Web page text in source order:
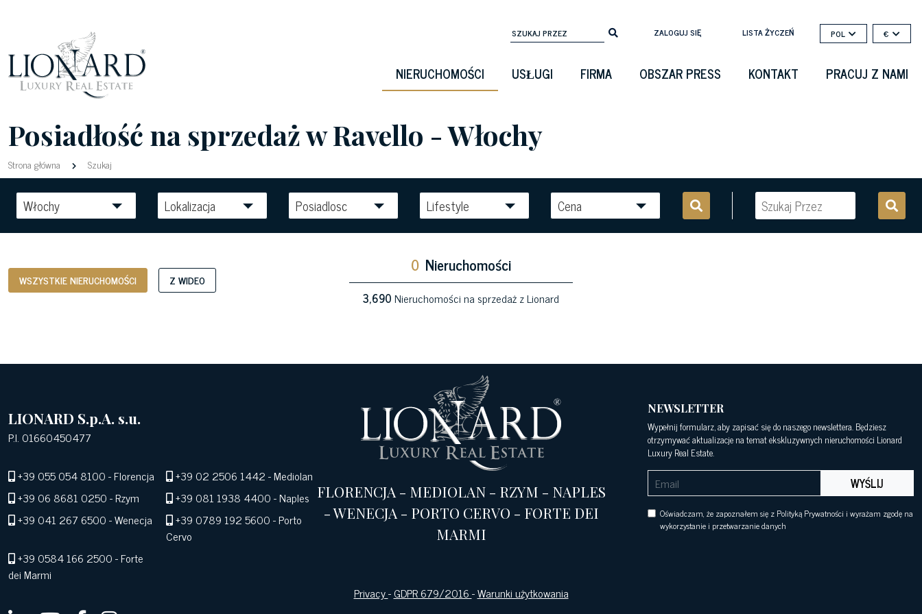
ZALOGUJ SIĘ LISTA ŻYCZEŃ POL €
NIERUCHOMOŚCI USŁUGI FIRMA OBSZAR PRESS KONTAKT PRACUJ Z NAMI
Posiadłość na sprzedaż w Ravello - Włochy
Strona główna Szukaj
Włochy Lokalizacja Posiadlosc Lifestyle Cena
WSZYSTKIE NIERUCHOMOŚCI Z WIDEO
0 Nieruchomości
3,690Nieruchomości na sprzedaż z Lionard
LIONARD S.p.A. s.u.
P.I. 01660450477
+39 055 054 8100- Florencja +39 02 2506 1442- Mediolan
+39 06 8681 0250- Rzym +39 081 1938 4400- Naples
+39 041 267 6500- Wenecja +39 0789 192 5600- Porto
Cervo
+39 0584 166 2500- Forte
dei Marmi
FLORENCJA - MEDIOLAN- RZYM - NAPLES
-WENECJA - PORTO CERVO - FORTE DEI
MARMI
Privacy-GDPR 679/2016-Warunki użytkowania
NEWSLETTER
Wypełnij formularz, aby zapisać się do naszego newslettera. Będziesz
otrzymywać aktualizacje na temat ekskluzywnych nieruchomości Lionard
Luxury Real Estate.
WYŚLIJ
Oświadczam, że zapoznałem się z Polityką Prywatności i wyrażam zgodę na
wykorzystanie i przetwarzanie danych